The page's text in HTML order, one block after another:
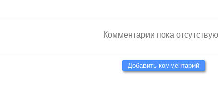
Комментарии пока
Добавить комментарий